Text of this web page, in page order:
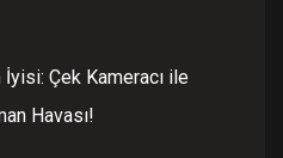
Çek Kameracı ile
Havası!